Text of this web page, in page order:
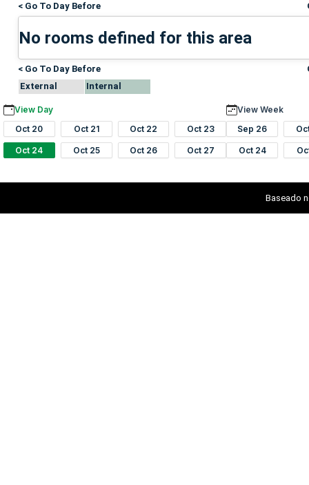
< Go To Day Before
No rooms defined for this area
< Go To Day Before
External
Internal
View Day
Oct 20
Oct 21 Oct 22 Oct 23
Oct 24 Oct 25 Oct 26 Oct 27
View Week
Sep 26
Oct 24
Baseado